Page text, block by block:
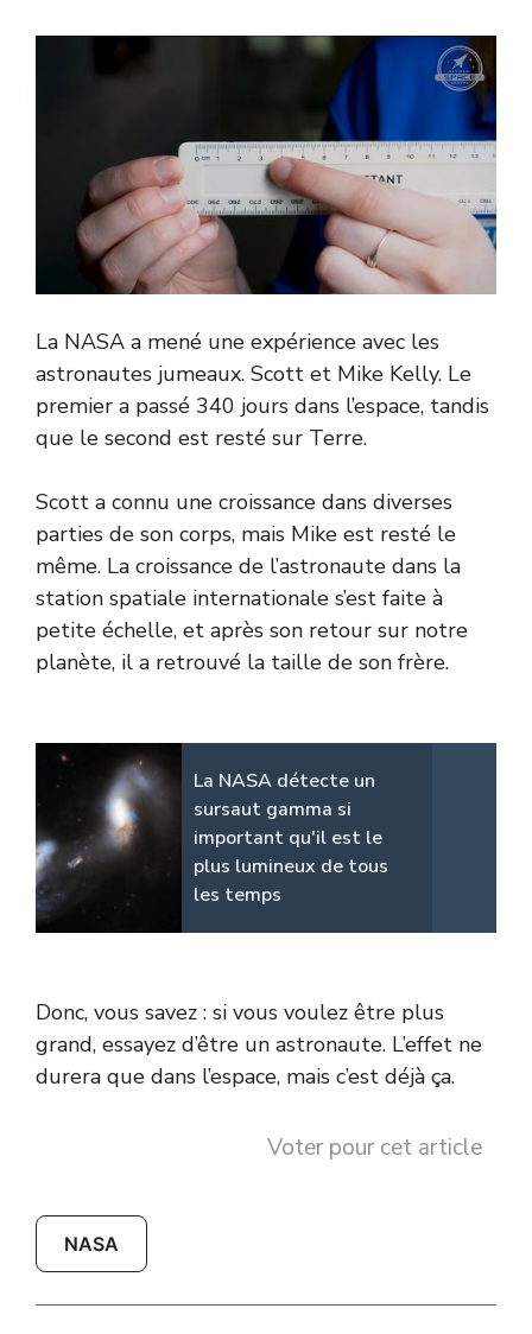
La NASA a mené une expérience avec les
astronautes jumeaux. Scott et Mike Kelly. Le
premier a passé 340 jours dans l’espace, tandis
que le second est resté sur Terre.
Scott a connu une croissance dans diverses
parties de son corps, mais Mike est resté le
même. La croissance de l’astronaute dans la
station spatiale internationale s’est faite à
petite échelle, et après son retour sur notre
planète, il a retrouvé la taille de son frère.
La NASA détecte un
sursaut gamma si
important qu'il est le
plus lumineux de tous
les temps
Donc, vous savez : si vous voulez être plus
grand, essayez d’être un astronaute. L’effet ne
durera que dans l’espace, mais c’est déjà ça.
Voter pour cet article
NASA